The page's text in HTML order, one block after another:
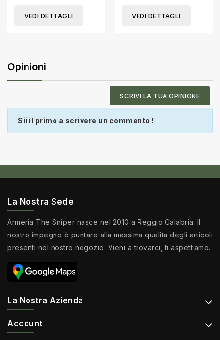
VEDI DETTAGLI VEDI DETTAGLI
Opinioni
SCRIVI LA TUA OPINIONE
Sii il primo a scrivere un commento !
La Nostra Sede
Armeria The Sniper nasce nel 2010 a Reggio Calabria. Il
nostro impegno è puntare alla massima qualità degli articoli
presenti nel nostro negozio. Vieni a trovarci, ti aspettiamo.
La Nostra Azienda
Account